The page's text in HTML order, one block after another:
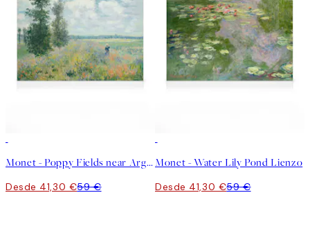
Monet - Poppy Fields near Argenteuil Lienzo
Desde 41,30 €59 €
Monet - Water Lily Pond Lienzo
Desde 41,30 €59 €